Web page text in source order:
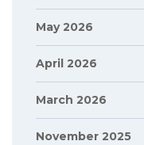
May 2026
April 2026
March 2026
November 2025